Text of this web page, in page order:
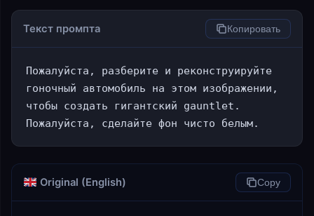
Текст промпта Копировать
Пожалуйста, разберите и реконструируйте
гоночный автомобиль на этом изображении,
чтобы создать гигантский gauntlet.
Пожалуйста, сделайте фон чисто белым.
Original (English) Copy